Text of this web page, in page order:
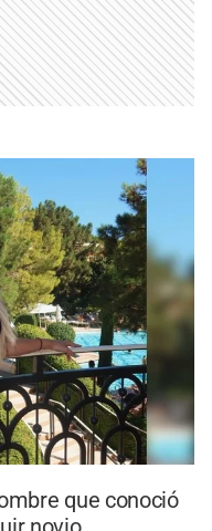
que conoció